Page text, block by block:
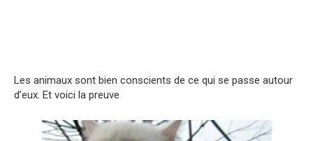
Les animaux sont bien conscients de ce qui se passe autour
d’eux. Et voici la preuve